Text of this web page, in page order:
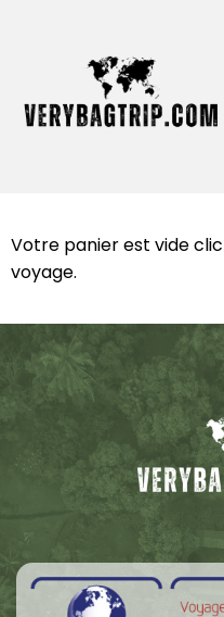
Votre panier est vide
voyage.